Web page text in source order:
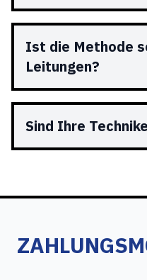
Ist die Methode
Leitungen?
Sind Ihre